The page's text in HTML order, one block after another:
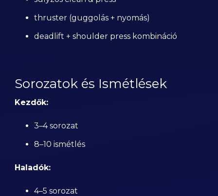
thruster (guggolás + nyomás)
deadlift + shoulder press kombináció
Sorozatok és Ismétlések
Kezdők:
3–4 sorozat
8–10 ismétlés
Haladók:
4–5 sorozat